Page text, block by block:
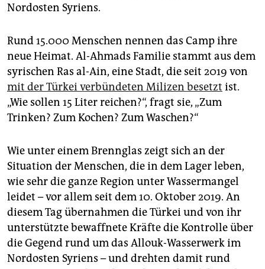
Nordosten Syriens.
Rund 15.000 Menschen nennen das Camp ihre
neue Heimat. Al-Ahmads Familie stammt aus dem
syrischen Ras al-Ain, eine Stadt, die seit 2019 von
mit der Türkei verbündeten Milizen besetzt ist.
„Wie sollen 15 Liter reichen?“, fragt sie, „Zum
Trinken? Zum Kochen? Zum Waschen?“
Wie unter einem Brennglas zeigt sich an der
Situation der Menschen, die in dem Lager leben,
wie sehr die ganze Region unter Wassermangel
leidet – vor allem seit dem 10. Oktober 2019. An
diesem Tag übernahmen die Türkei und von ihr
unterstützte bewaffnete Kräfte die Kontrolle über
die Gegend rund um das Allouk-Wasserwerk im
Nordosten Syriens – und drehten damit rund